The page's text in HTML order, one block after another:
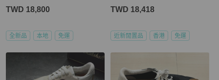
TWD 18,800
全新品 本地 免運
TWD 18,418
近新閒置品 香港 免運